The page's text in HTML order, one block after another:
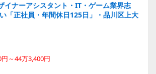
イナーアシスタント・IT・ゲーム業界志
「正社員・年間休日125日」・品川区上大
～44万3,400円